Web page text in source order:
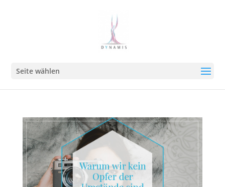
Seite wählen